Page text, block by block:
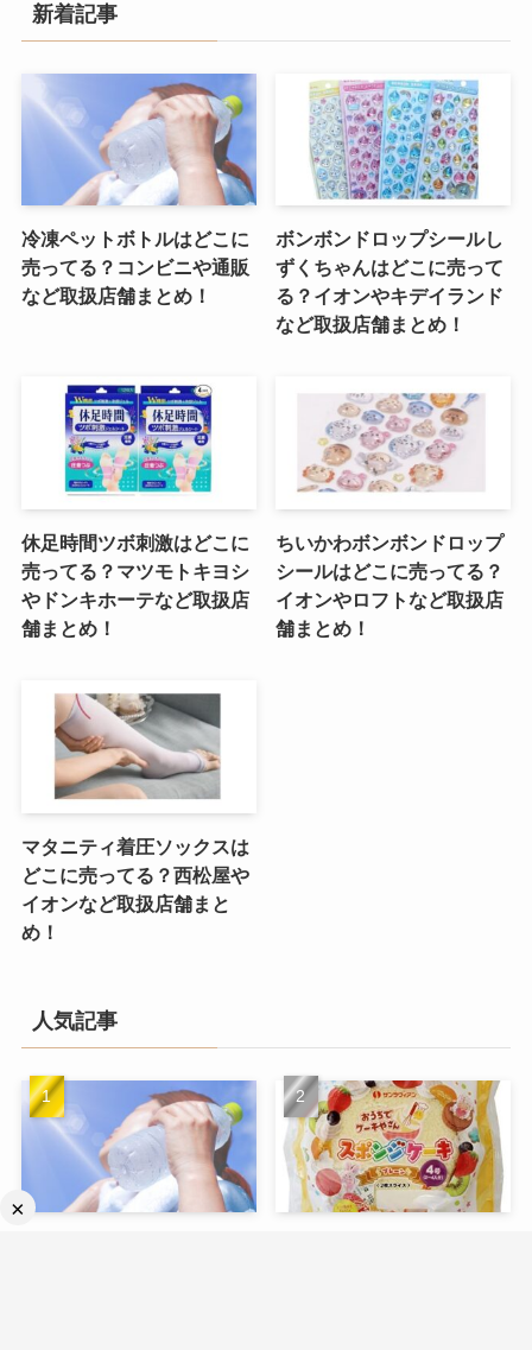
×
新着記事
冷凍ペットボトルはどこに
売ってる？コンビニや通販
など取扱店舗まとめ！
ボンボンドロップシールし
ずくちゃんはどこに売って
る？イオンやキデイランド
など取扱店舗まとめ！
休足時間ツボ刺激はどこに
売ってる？マツモトキヨシ
やドンキホーテなど取扱店
舗まとめ！
ちいかわボンボンドロップ
シールはどこに売ってる？
イオンやロフトなど取扱店
舗まとめ！
マタニティ着圧ソックスは
どこに売ってる？西松屋や
イオンなど取扱店舗まと
め！
人気記事